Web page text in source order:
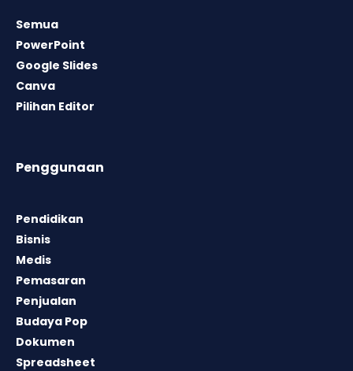
Semua
PowerPoint
Google Slides
Canva
Pilihan Editor
Penggunaan
Pendidikan
Bisnis
Medis
Pemasaran
Penjualan
Budaya Pop
Dokumen
Spreadsheet